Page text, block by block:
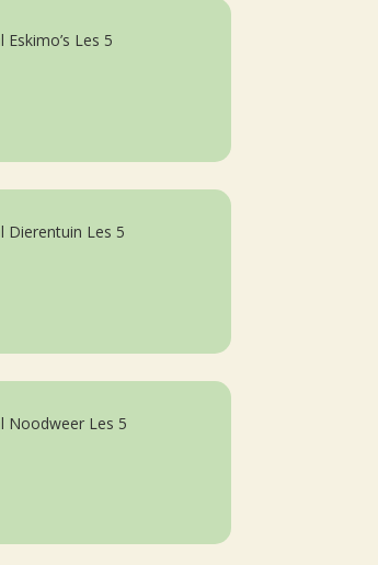
Eskimo’s Les 5
Dierentuin Les 5
Noodweer Les 5